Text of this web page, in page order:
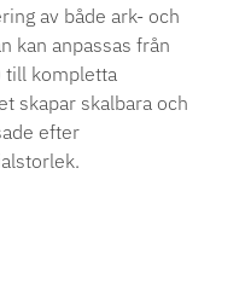
av både ark- och
kan anpassas från
till kompletta
skapar skalbara och
efter